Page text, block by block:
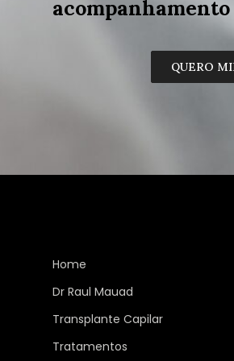
QUERO
Home
Dr Raul Mauad
Transplante Capilar
Tratamentos